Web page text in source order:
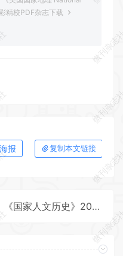
精校PDF杂志下载
报 复制本文链接
《国家人文历史》2026年第8期全彩精校PDF杂志下载
微刊杂
微刊杂
微刊杂
微刊杂